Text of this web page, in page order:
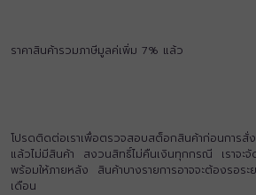
ราคาสินค้ารวมภาษีมูลค่เพิ่ม 7% แล้ว
โปรดติดต่อเราเพื่อตรวจสอบสต็อกสินค้าก่อนการ
แล้วไม่มีสินค้า สงวนสิทธิ์ไม่คืนเงินทุกกรณี เราจะจั
พร้อมให้ภายหลัง สินค้าบางรายการอาจจะต้องรอระ
เดือน